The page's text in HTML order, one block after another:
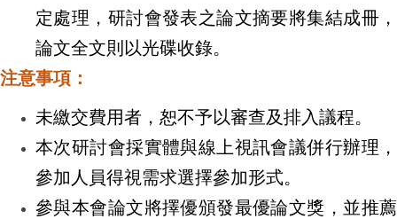
定處理，研討會發表之論文摘要將集結成冊，
論文全文則以光碟收錄。
注意事項：
未繳交費用者，恕不予以審查及排入議程。
本次研討會採實體與線上視訊會議併行辦理，
參加人員得視需求選擇參加形式。
參與本會論文將擇優頒發最優論文獎，並推薦